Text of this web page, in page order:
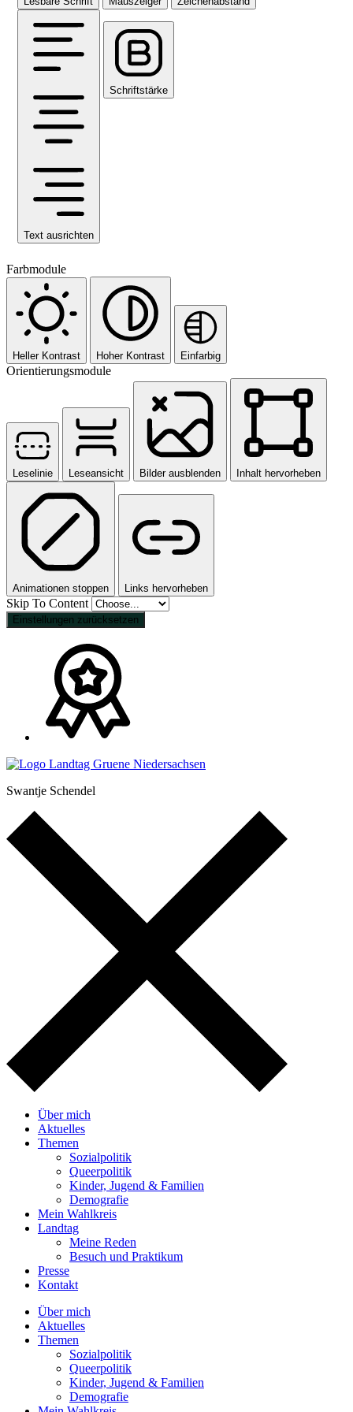
Text ausrichten
Schriftstärke
Farbmodule
Heller Kontrast Hoher Kontrast Einfarbig
Orientierungsmodule
Leselinie Leseansicht Bilder ausblenden Inhalt hervorheben
Animationen stoppen Links hervorheben
Skip To Content
Einstellungen zurücksetzen
Swantje Schendel
Über mich
Aktuelles
Themen
Sozialpolitik
Queerpolitik
Kinder, Jugend & Familien
Demografie
Mein Wahlkreis
Landtag
Meine Reden
Besuch und Praktikum
Presse
Kontakt
Über mich
Aktuelles
Themen
Sozialpolitik
Queerpolitik
Kinder, Jugend & Familien
Demografie